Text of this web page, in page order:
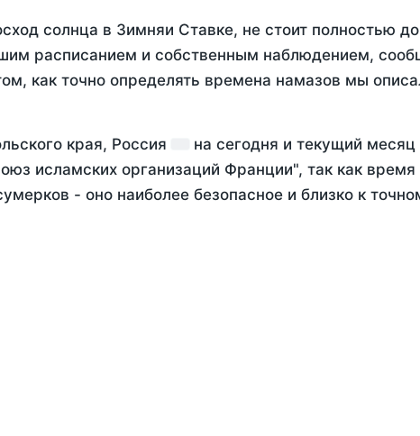
солнца в Зимняи Ставке, не стоит полностью
расписанием и собственным наблюдением,
как точно определять времена намазов мы
края, Россия на сегодня и текущий
исламских организаций Франции", так как
- оно наиболее безопасное и близко к